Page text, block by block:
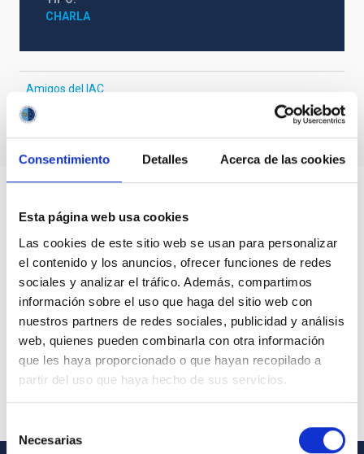
Consentimiento Detalles Acerca de las cookies
Esta página web usa cookies
Las cookies de este sitio web se usan para personalizar
el contenido y los anuncios, ofrecer funciones de redes
sociales y analizar el tráfico. Además, compartimos
información sobre el uso que haga del sitio web con
nuestros partners de redes sociales, publicidad y análisis
web, quienes pueden combinarla con otra información
que les haya proporcionado o que hayan recopilado a
partir del uso que haya hecho de sus servicios.
de Necesarias
CHARLA
Amigos del IAC